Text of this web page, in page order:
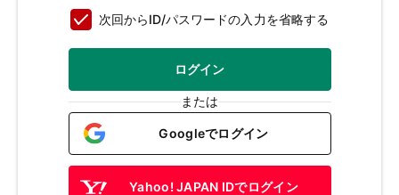
次回からID/パスワードの入力を省略する
ログイン
または
Googleでログイン
Yahoo! JAPAN IDでログイン